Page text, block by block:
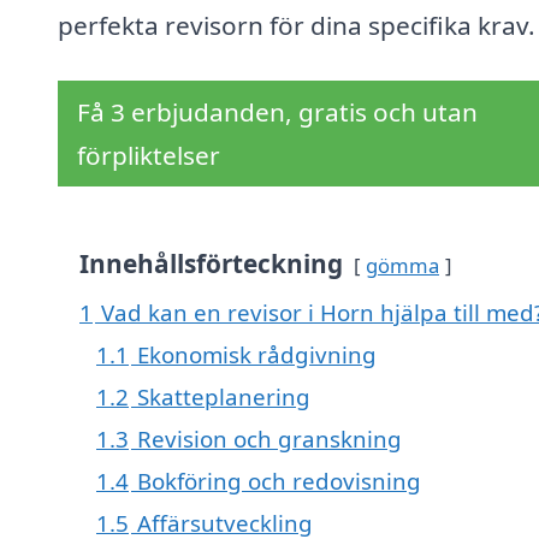
perfekta revisorn för dina specifika krav.
Få 3 erbjudanden, gratis och utan
förpliktelser
Innehållsförteckning gömma
1 Vad kan en revisor i Horn hjälpa till
1.1 Ekonomisk rådgivning
1.2 Skatteplanering
1.3 Revision och granskning
1.4 Bokföring och redovisning
1.5 Affärsutveckling